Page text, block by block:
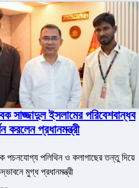
সাজ্জাদুল ইসলামের পরিবেশবান্ধব
করলেন প্রধানমন্ত্রী
পচনযোগ্য পলিথিন ও কলাগাছের তন্তু দিয়ে
মুগ্ধ প্রধানমন্ত্রী